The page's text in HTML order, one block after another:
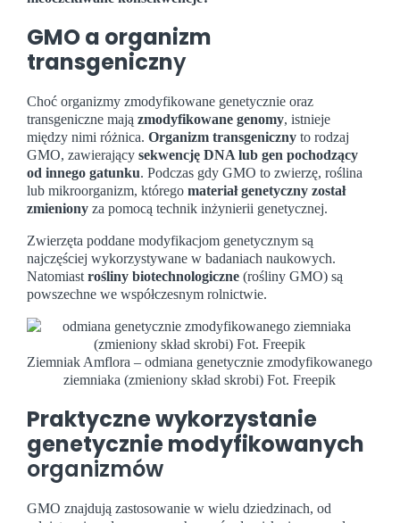
GMO a organizm
transgeniczny
Choć organizmy zmodyfikowane genetycznie oraz
transgeniczne mają zmodyfikowane genomy, istnieje
między nimi różnica. Organizm transgenicznyto rodzaj
GMO, zawierający sekwencję DNA lub gen pochodzący
od innego gatunku. Podczas gdy GMO to zwierzę, roślina
lub mikroorganizm, którego materiał genetyczny został
zmienionyza pomocą technik inżynierii genetycznej.
Zwierzęta poddane modyfikacjom genetycznym są
najczęściej wykorzystywane w badaniach naukowych.
Natomiast rośliny biotechnologiczne(rośliny GMO) są
powszechne we współczesnym rolnictwie.
Ziemniak Amflora – odmiana genetycznie zmodyfikowanego
ziemniaka (zmieniony skład skrobi) Fot. Freepik
Praktyczne wykorzystanie
genetycznie modyfikowanych
organizmów
GMO znajdują zastosowanie w wielu dziedzinach, od